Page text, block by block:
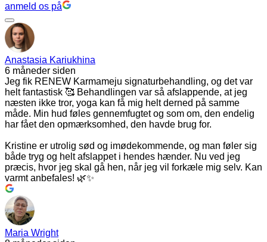
anmeld os på
Anastasia Kariukhina
6 måneder siden
Jeg fik RENEW Karmameju signaturbehandling, og det var
helt fantastisk 🥰 Behandlingen var så afslappende, at jeg
næsten ikke tror, yoga kan få mig helt derned på samme
måde. Min hud føles gennemfugtet og som om, den endelig
har fået den opmærksomhed, den havde brug for.
Kristine er utrolig sød og imødekommende, og man føler sig
både tryg og helt afslappet i hendes hænder. Nu ved jeg
præcis, hvor jeg skal gå hen, når jeg vil forkæle mig selv. Kan
varmt anbefales! 🌿✨
Maria Wright